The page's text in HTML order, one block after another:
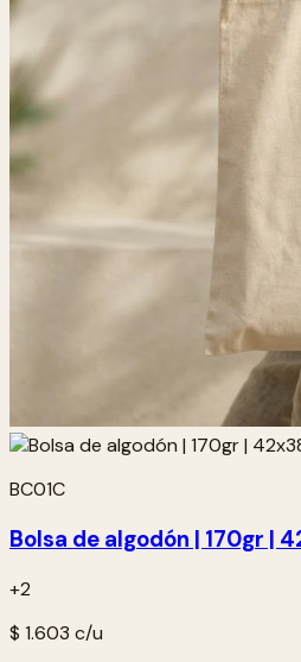
BC01C
Bolsa de algodón | 170gr |
+2
$ 1.603 c/u